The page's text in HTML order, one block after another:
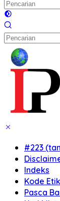
#223
Indeks
Kode Etik
Pasca